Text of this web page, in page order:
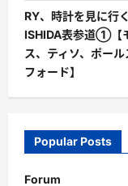
RY、時計を見に行
ISHIDA表参道①【
ス、ティソ、ポー
フォード】
Popular Posts
Forum